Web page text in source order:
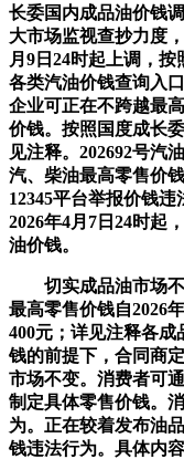
长委国内成品油价钱
大市场监视查抄力度
月9日24时起上调，
各类汽油价钱查询入
企业可正在不跨越最
价钱。按照国度成长
见注释。202692号汽
汽、柴油最高零售价
12345平台举报价钱
2026年4月7日24时起
油价钱。
切实成品油市场不
最高零售价钱自2026
400元；详见注释各
钱的前提下，合同商
市场不变。消费者可
制定具体零售价钱。
为。正在较着发布油
钱违法行为。具体内